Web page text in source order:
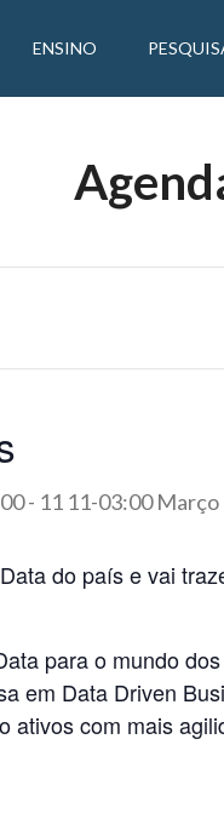
ENSINO
- 11 11-03:00
do país e vai
para o mundo
em Data Driven
ativos com mais